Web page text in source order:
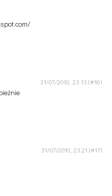
31/07/2010, 23:13
31/07/2010, 23:21